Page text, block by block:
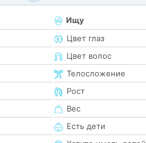
Ищу
Цвет глаз
Цвет волос
Телосложение
Рост
Вес
Есть дети